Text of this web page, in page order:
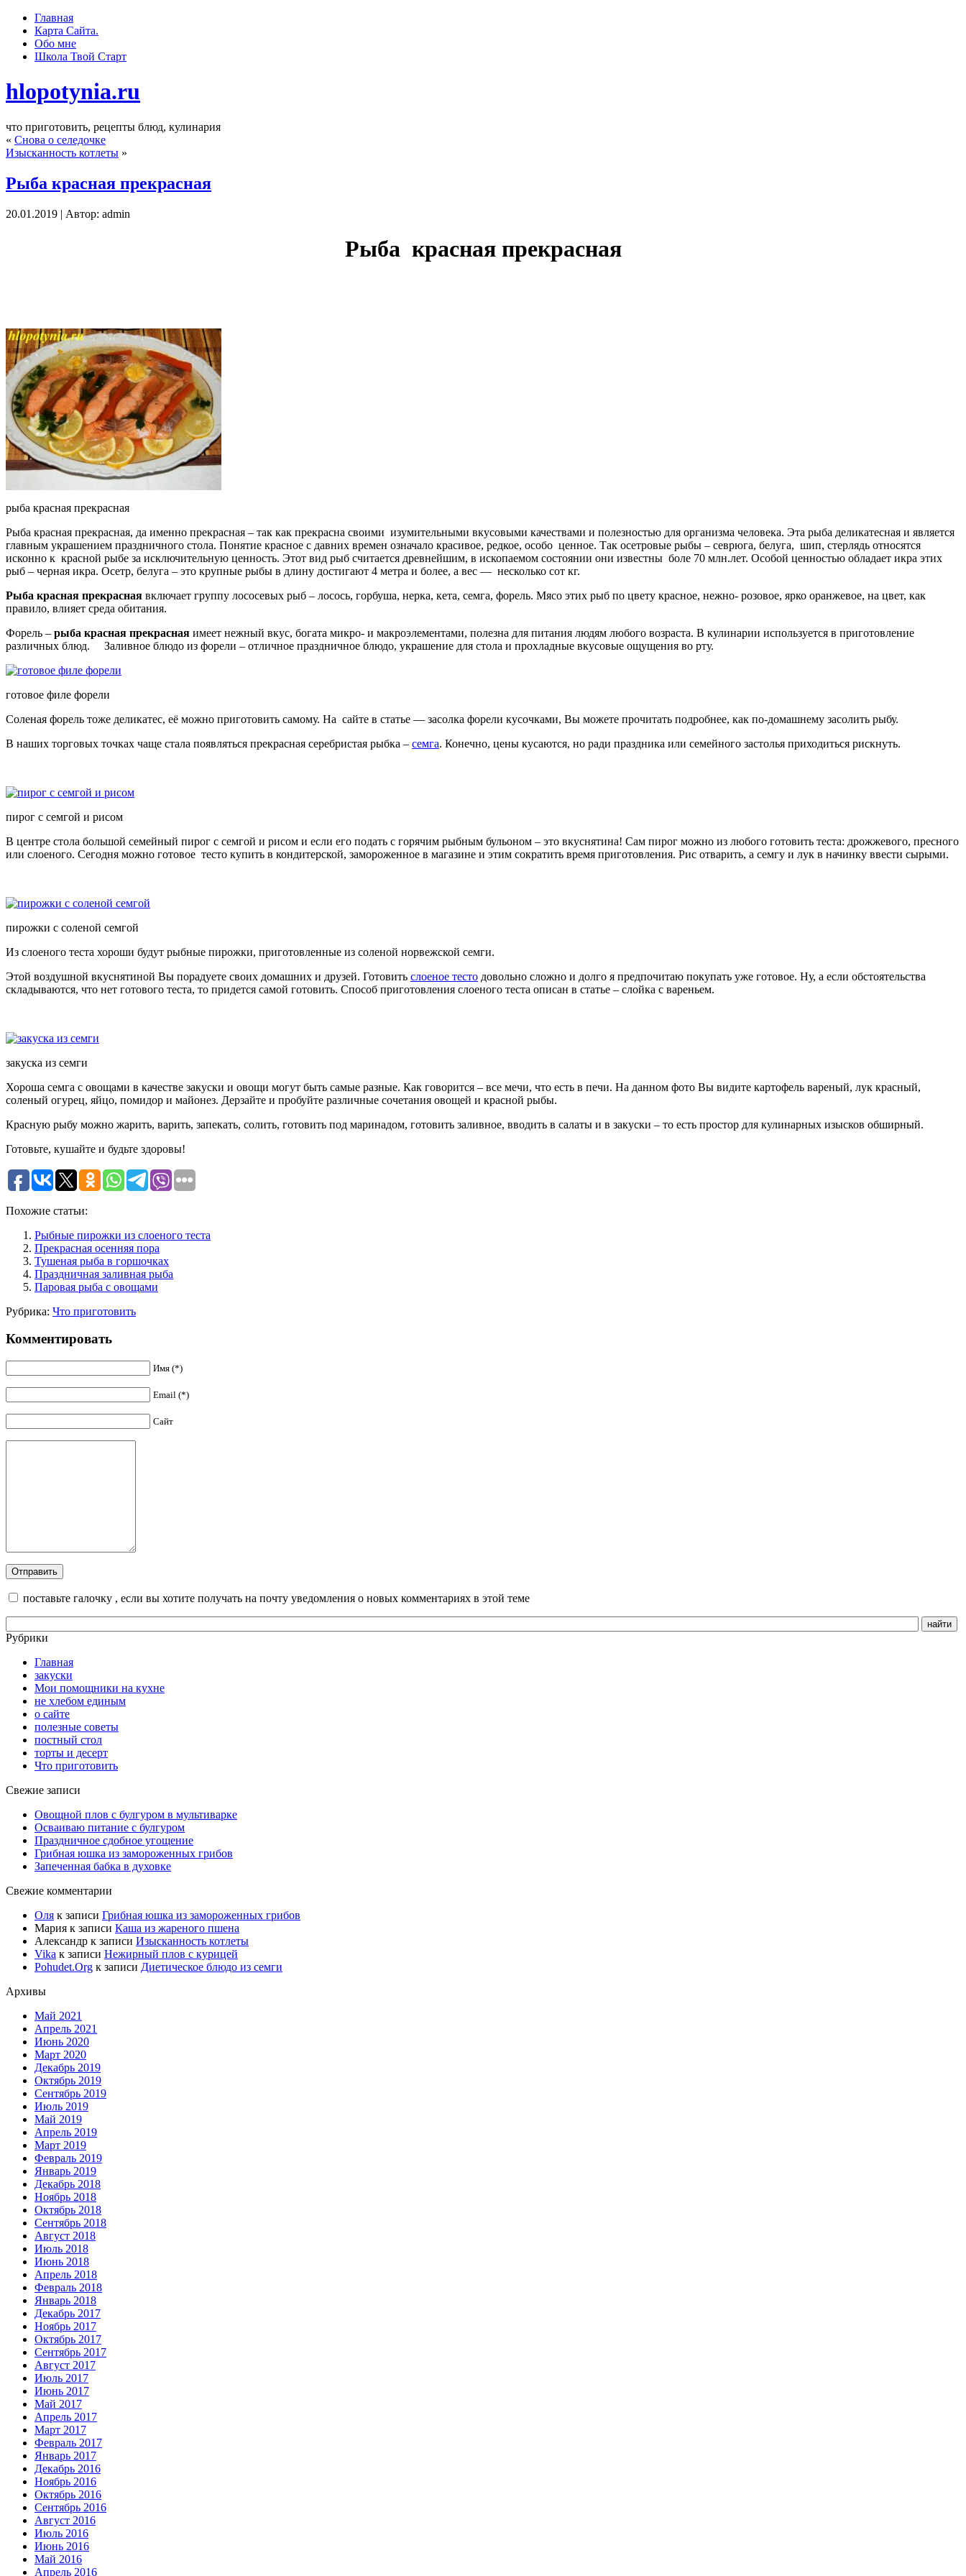
Главная
Карта Сайта.
Обо мне
Школа Твoй Старт
hlopotynia.ru
что приготовить, рецепты блюд, кулинария
« Снова о селедочке
Изысканность котлеты »
Рыба красная прекрасная
20.01.2019 | Автор: admin
Рыба красная прекрасная
рыба красная прекрасная
Рыба красная прекрасная, да именно прекрасная – так как прекрасна своими изумительными вкусовыми качествами и полезностью для организма человека. Эта рыба деликатесная и является
главным украшением праздничного стола. Понятие красное с давних времен означало красивое, редкое, особо ценное. Так осетровые рыбы – севрюга, белуга, шип, стерлядь относятся
исконно к красной рыбе за исключительную ценность. Этот вид рыб считается древнейшим, в ископаемом состоянии они известны боле 70 млн.лет. Особой ценностью обладает икра этих
рыб – черная икра. Осетр, белуга – это крупные рыбы в длину достигают 4 метра и более, а вес — несколько сот кг.
Рыба красная прекрасная включает группу лососевых рыб – лосось, горбуша, нерка, кета, семга, форель. Мясо этих рыб по цвету красное, нежно- розовое, ярко оранжевое, на цвет, как
правило, влияет среда обитания.
Форель – рыба красная прекрасная имеет нежный вкус, богата микро- и макроэлементами, полезна для питания людям любого возраста. В кулинарии используется в приготовление
различных блюд. Заливное блюдо из форели – отличное праздничное блюдо, украшение для стола и прохладные вкусовые ощущения во рту.
готовое филе форели
Соленая форель тоже деликатес, её можно приготовить самому. На сайте в статье — засолка форели кусочками, Вы можете прочитать подробнее, как по-домашнему засолить рыбу.
В наших торговых точках чаще стала появляться прекрасная серебристая рыбка – семга. Конечно, цены кусаются, но ради праздника или семейного застолья приходиться рискнуть.
пирог с семгой и рисом
В центре стола большой семейный пирог с семгой и рисом и если его подать с горячим рыбным бульоном – это вкуснятина! Сам пирог можно из любого готовить теста: дрожжевого, пресного
или слоеного. Сегодня можно готовое тесто купить в кондитерской, замороженное в магазине и этим сократить время приготовления. Рис отварить, а семгу и лук в начинку ввести сырыми.
пирожки с соленой семгой
Из слоеного теста хороши будут рыбные пирожки, приготовленные из соленой норвежской семги.
Этой воздушной вкуснятиной Вы порадуете своих домашних и друзей. Готовить слоеное тесто довольно сложно и долго я предпочитаю покупать уже готовое. Ну, а если обстоятельства
складываются, что нет готового теста, то придется самой готовить. Способ приготовления слоеного теста описан в статье – слойка с вареньем.
закуска из семги
Хороша семга с овощами в качестве закуски и овощи могут быть самые разные. Как говорится – все мечи, что есть в печи. На данном фото Вы видите картофель вареный, лук красный,
соленый огурец, яйцо, помидор и майонез. Дерзайте и пробуйте различные сочетания овощей и красной рыбы.
Красную рыбу можно жарить, варить, запекать, солить, готовить под маринадом, готовить заливное, вводить в салаты и в закуски – то есть простор для кулинарных изысков обширный.
Готовьте, кушайте и будьте здоровы!
Похожие статьи:
Рыбные пирожки из слоеного теста
Прекрасная осенняя пора
Тушеная рыба в горшочках
Праздничная заливная рыба
Паровая рыба с овощами
Рубрика: Что приготовить
Комментировать
Имя (*)
Email (*)
Сайт
поставьте галочку , если вы хотите получать на почту уведомления о новых комментариях в этой теме
Рубрики
Главная
закуски
Мои помощники на кухне
не хлебом единым
о сайте
полезные советы
постный стол
торты и десерт
Что приготовить
Свежие записи
Овощной плов с булгуром в мультиварке
Осваиваю питание с булгуром
Праздничное сдобное угощение
Грибная юшка из замороженных грибов
Запеченная бабка в духовке
Свежие комментарии
Оля к записи Грибная юшка из замороженных грибов
Мария к записи Каша из жареного пшена
Александр к записи Изысканность котлеты
Vika к записи Нежирный плов с курицей
Pohudet.Org к записи Диетическое блюдо из семги
Архивы
Май 2021
Апрель 2021
Июнь 2020
Март 2020
Декабрь 2019
Октябрь 2019
Сентябрь 2019
Июль 2019
Май 2019
Апрель 2019
Март 2019
Февраль 2019
Январь 2019
Декабрь 2018
Ноябрь 2018
Октябрь 2018
Сентябрь 2018
Август 2018
Июль 2018
Июнь 2018
Апрель 2018
Февраль 2018
Январь 2018
Декабрь 2017
Ноябрь 2017
Октябрь 2017
Сентябрь 2017
Август 2017
Июль 2017
Июнь 2017
Май 2017
Апрель 2017
Март 2017
Февраль 2017
Январь 2017
Декабрь 2016
Ноябрь 2016
Октябрь 2016
Сентябрь 2016
Август 2016
Июль 2016
Июнь 2016
Май 2016
Апрель 2016